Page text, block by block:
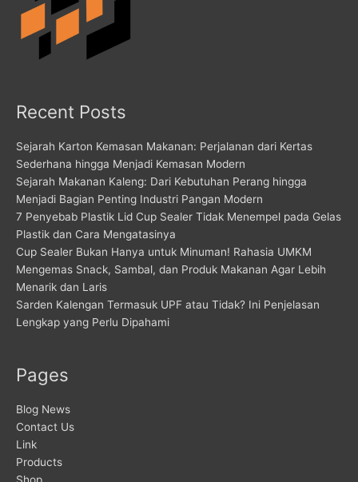
Recent Posts
Sejarah Karton Kemasan Makanan: Perjalanan dari Kertas
Sederhana hingga Menjadi Kemasan Modern
Sejarah Makanan Kaleng: Dari Kebutuhan Perang hingga
Menjadi Bagian Penting Industri Pangan Modern
7 Penyebab Plastik Lid Cup Sealer Tidak Menempel pada Gelas
Plastik dan Cara Mengatasinya
Cup Sealer Bukan Hanya untuk Minuman! Rahasia UMKM
Mengemas Snack, Sambal, dan Produk Makanan Agar Lebih
Menarik dan Laris
Sarden Kalengan Termasuk UPF atau Tidak? Ini Penjelasan
Lengkap yang Perlu Dipahami
Pages
Blog News
Contact Us
Link
Products
Shop